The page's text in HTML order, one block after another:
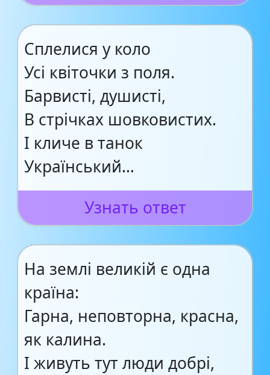
Сплелися у коло
Усі квіточки з поля.
Барвисті, душисті,
В стрічках шовковистих.
І кличе в танок
Український…
Узнать ответ
На землі великій є одна
країна:
Гарна, неповторна, красна,
як калина.
І живуть тут люди добрі,